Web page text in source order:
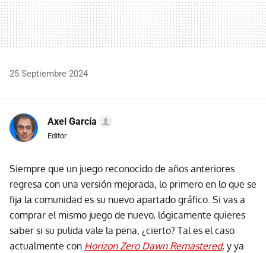
25 Septiembre 2024
Axel García
Editor
Siempre que un juego reconocido de años anteriores
regresa con una versión mejorada, lo primero en lo que se
fija la comunidad es su nuevo apartado gráfico. Si vas a
comprar el mismo juego de nuevo, lógicamente quieres
saber si su pulida vale la pena, ¿cierto? Tal es el caso
actualmente con Horizon Zero Dawn Remastered, y ya